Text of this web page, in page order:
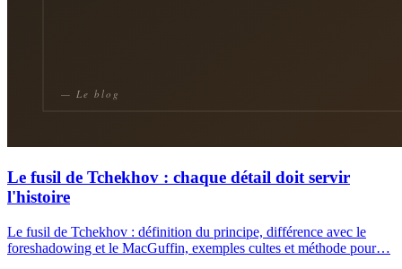
Le fusil de Tchekhov : chaque détail doit servir
l'histoire
Le fusil de Tchekhov : définition du principe, différence avec le
foreshadowing et le MacGuffin, exemples cultes et méthode pour…